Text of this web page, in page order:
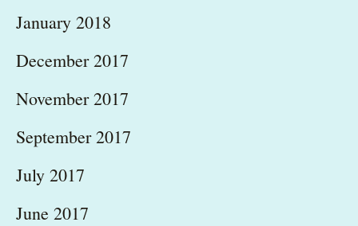
January 2018
December 2017
November 2017
September 2017
July 2017
June 2017